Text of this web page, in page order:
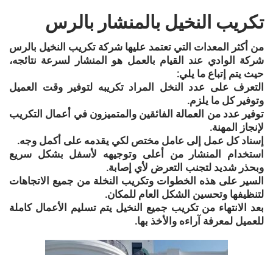
تكريب النخيل بالمنشار بالرس
من أكثر المعدات التي تعتمد عليها شركة تكريب النخيل بالرس
شركة الوادي عند القيام بالعمل هو المنشار لسرعة نتائجه،
حيث يتم إتباع ما يلي:
التعرف على عدد النخل المراد تكريبه لتوفير وقت العميل
وتوفير كل ما يلزم.
توفير عدد من العمالة الفائقين والمتميزون في أعمال التكريب
لإنجاز المهنة.
إسناد كل عمل إلى عامل مختص لكي يقدمه على أكمل وجه.
استخدام المنشار من أعلى وتوجيهه لأسفل بشكل سريع
وبحذر شديد لتجنب التعرض لأي إصابة.
السير على هذه الخطوات وتكريب النخلة من جميع الاتجاهات
لتنظيفها وتحسين الشكل العام للمكان.
بعد الانتهاء من تكريب جميع النخيل يتم تسليم الأعمال كاملة
للعميل لمعرفة آراءه والأخذ بها.